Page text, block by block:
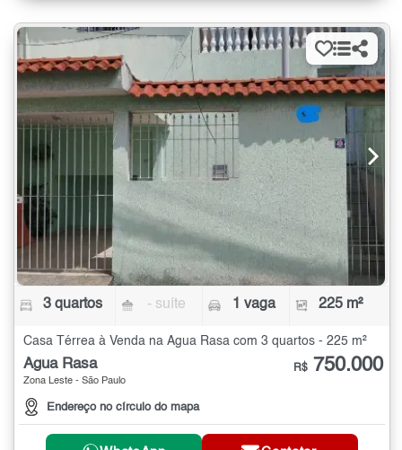
3 quartos - suíte 1 vaga 225 m²
Casa Térrea à Venda na Água Rasa com 3 quartos - 225 m²
Água Rasa
Zona Leste - São Paulo
Endereço no círculo do mapa
R$ 750.000